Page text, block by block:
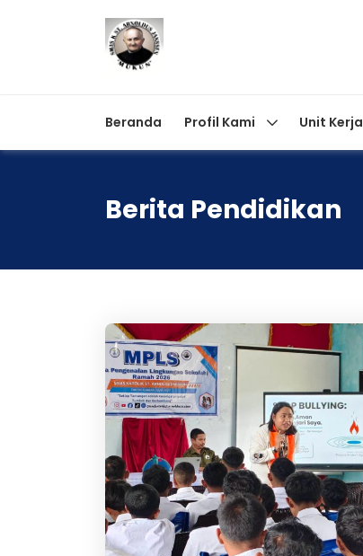
Beranda Profil Kami Unit Kerja
Berita Pendidikan